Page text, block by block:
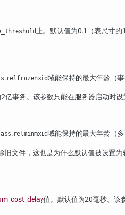
上。默认值为0.1（表尺寸的
. relfrozenxid域能保持的最大年龄（
事务。该参数只能在服务器启动时
. relminmxid域能保持的最大年龄（
旧文件，这也是为什么默认值被设置
值。默认值为20毫秒。该